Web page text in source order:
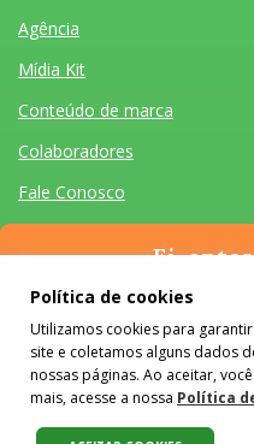
Agência
Mídia Kit
Conteúdo de marca
Colaboradores
Fale Conosco
Quem somos Agência Mídia Kit
Desenvolvido por Homem
O conteúdo do #Colabora é
Política de cookies
Utilizamos cookies para
site e coletamos alguns dados
nossas páginas. Ao aceitar,
mais, acesse a nossa Política
Ei,
Pense na importância de
colunistas e reportagens
É